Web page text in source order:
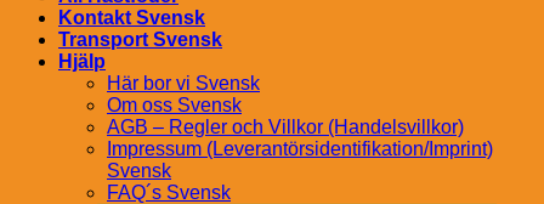
Kontakt Svensk
Transport Svensk
Hjälp
Här bor vi Svensk
Om oss Svensk
AGB – Regler och Villkor (Handelsvillkor)
Impressum (Leverantörsidentifikation/Imprint)
Svensk
FAQ´s Svensk